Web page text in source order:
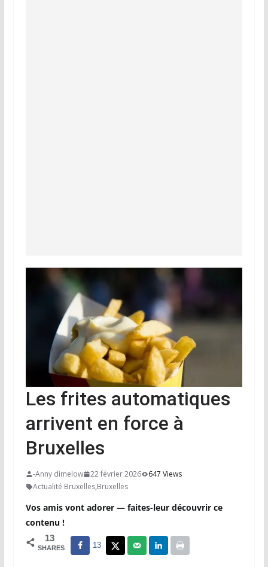
Les frites automatiques
arrivent en force à
Bruxelles
-Anny dimelow 22 février 2026
647 Views
Actualité Bruxelles,Bruxelles
Vos amis vont adorer — faites-leur découvrir ce
contenu !
13
SHARES 13